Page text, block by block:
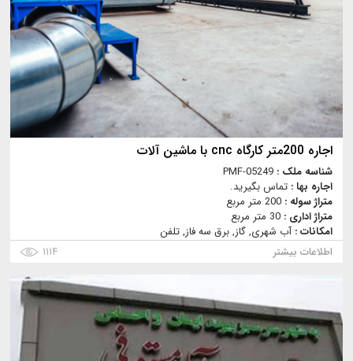
اجاره 200متر کارگاه cnc با ماشین آلات
شناسه ملک : PMF-05249
اجاره بها : تماس بگیرید.
متراژ سوله : 200 متر مربع
متراژ اداری : 30 متر مربع
امکانات :آب شهری, گاز, برق سه فاز, تلفن
اطلاعات بیشتر
۱۱۱۴